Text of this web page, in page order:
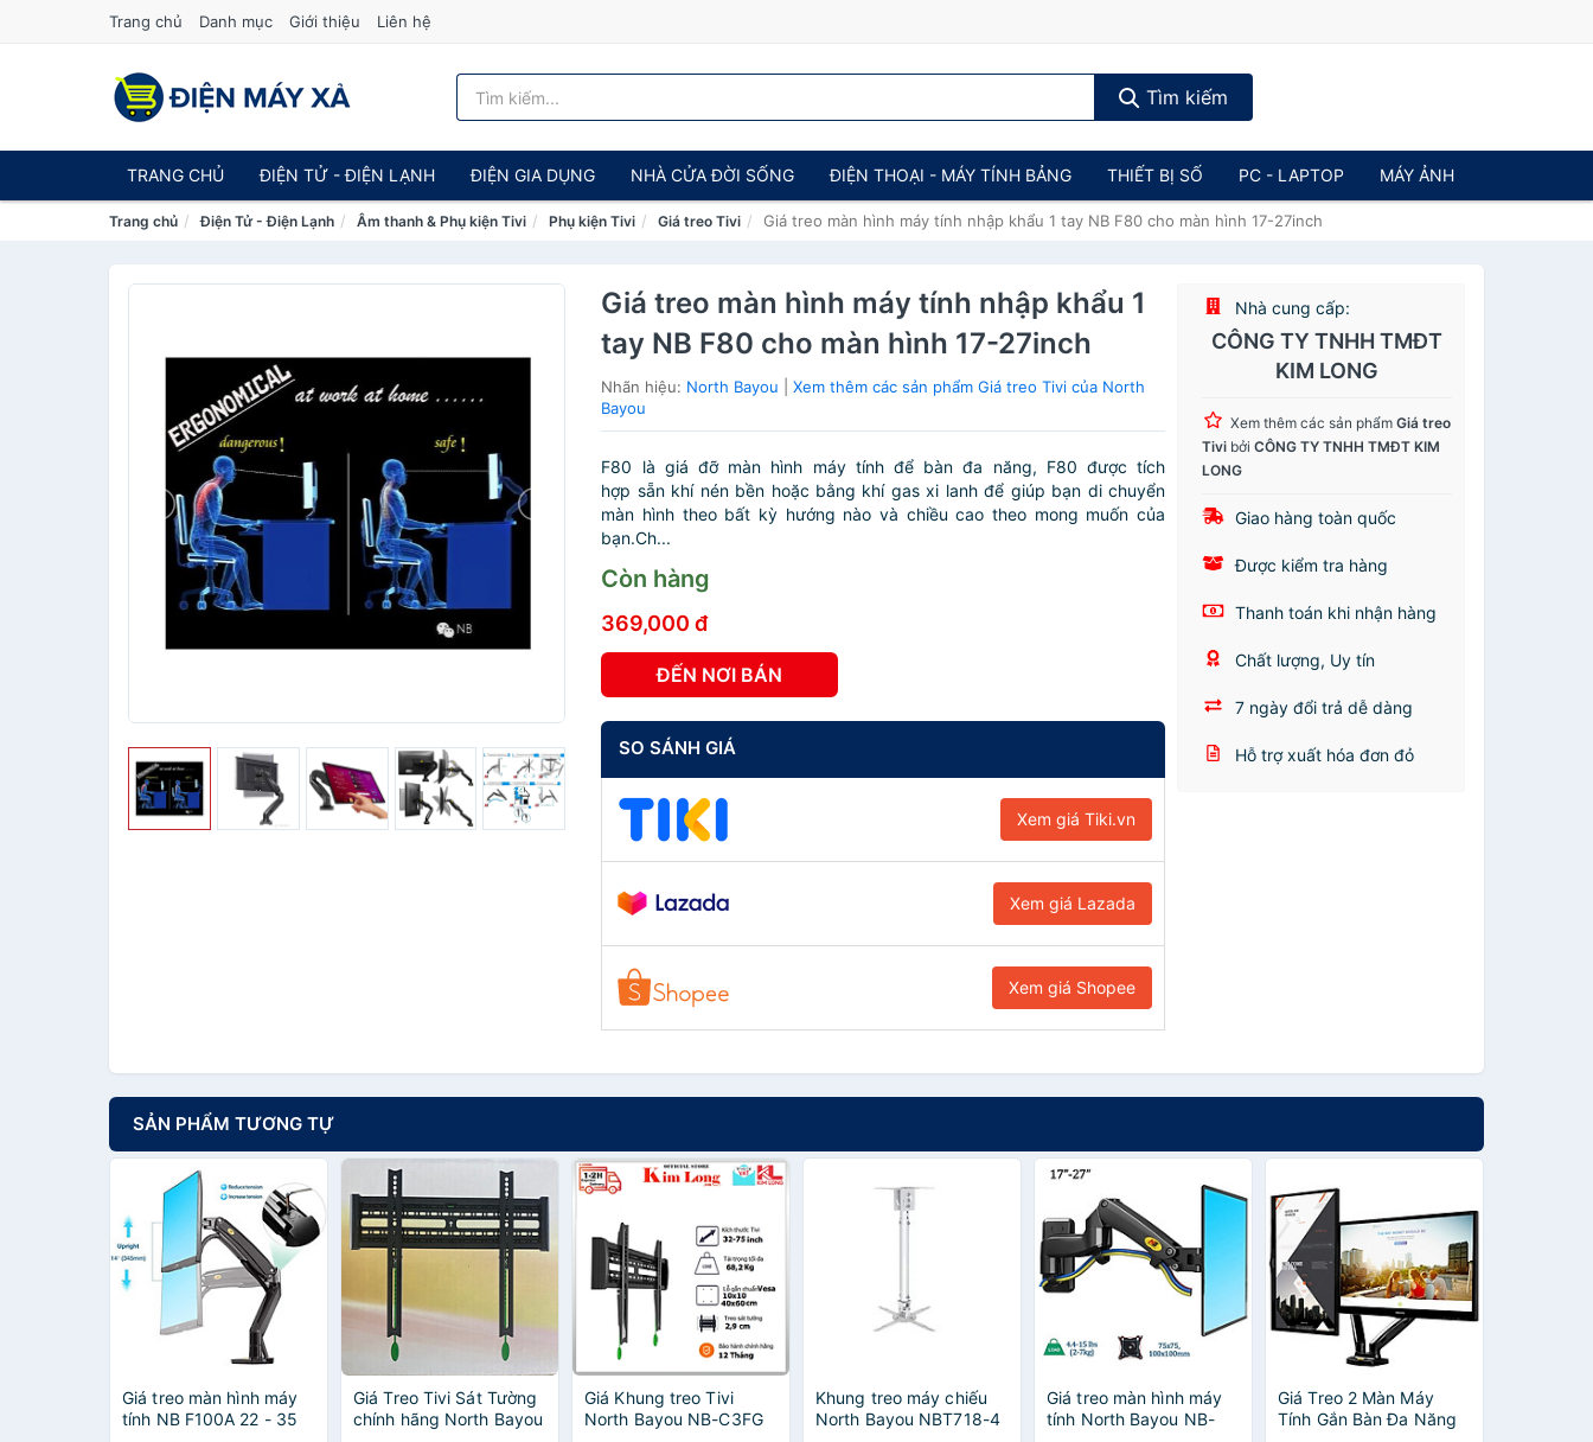
Trang chủ Danh mục Giới thiệu Liên hệ
Tìm kiếm
TRANG CHỦ ĐIỆN TỬ - ĐIỆN LẠNH ĐIỆN GIA DỤNG NHÀ CỬA ĐỜI SỐNG ĐIỆN THOẠI - MÁY TÍNH BẢNG THIẾT BỊ SỐ PC - LAPTOP MÁY ẢNH
Trang chủ Điện Tử - Điện Lạnh Âm thanh & Phụ kiện Tivi Phụ kiện Tivi Giá treo Tivi Giá treo màn hình máy tính nhập khẩu 1 tay NB F80 cho màn hình 17-27inch
Giá treo màn hình máy tính nhập khẩu 1
tay NB F80 cho màn hình 17-27inch
Nhãn hiệu: North Bayou |Xem thêm các sản phẩm Giá treo Tivi của North
Bayou
F80 là giá đỡ màn hình máy tính để bàn đa năng, F80 được tích
hợp sẵn khí nén bền hoặc bằng khí gas xi lanh để giúp bạn di chuyển
màn hình theo bất kỳ hướng nào và chiều cao theo mong muốn của
bạn.Ch...
Còn hàng
369,000 đ
ĐẾN NƠI BÁN
SO SÁNH GIÁ
Xem giá Tiki.vn
Xem giá Lazada
Xem giá Shopee
Nhà cung cấp:
CÔNG TY TNHH TMĐT
KIM LONG
Xem thêm các sản phẩmGiá treo
Tivi bởiCÔNG TY TNHH TMĐT KIM
LONG
Giao hàng toàn quốc
Được kiểm tra hàng
Thanh toán khi nhận hàng
Chất lượng, Uy tín
7 ngày đổi trả dễ dàng
Hỗ trợ xuất hóa đơn đỏ
SẢN PHẨM TƯƠNG TỰ
Giá treo màn hình máy
tính NB F100A 22 - 35
Giá Treo Tivi Sát Tường
chính hãng North Bayou
Giá Khung treo Tivi
North Bayou NB-C3FG
Khung treo máy chiếu
North Bayou NBT718-4
Giá treo màn hình máy
tính North Bayou NB-
Giá Treo 2 Màn Máy
Tính Gắn Bàn Đa Năng